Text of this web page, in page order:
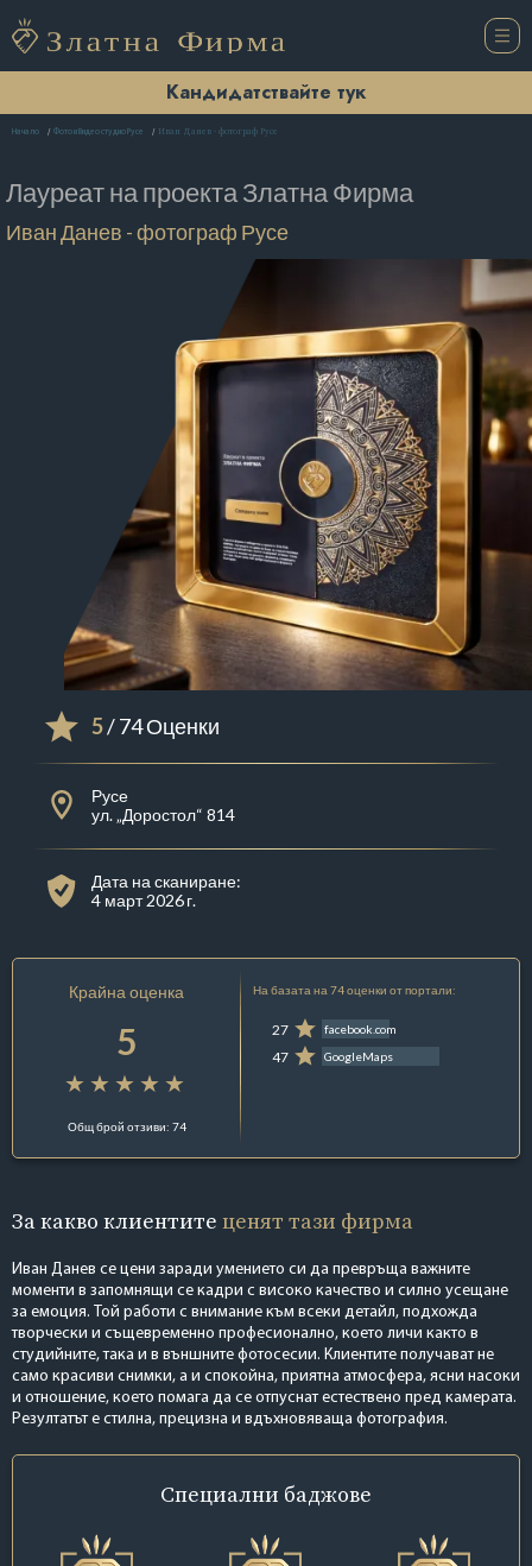
Кандидатствайте тук
Начало Фото и Видео студио Русе Иван Данев - фотограф Русе
Лауреат на проектаЗлатна Фирма
Иван Данев - фотограф Русе
5/ 74 Оценки
Русе
ул. „Доростол“ 814
Дата на сканиране:
4 март 2026 г.
Крайна оценка
5
Общ брой отзиви: 74
На базата на 74 оценки от портали:
27 facebook.com
47 GoogleMaps
За какво клиентите ценят тази фирма
Иван Данев се цени заради умението си да превръща важните
моменти в запомнящи се кадри с високо качество и силно усещане
за емоция. Той работи с внимание към всеки детайл, подхожда
творчески и същевременно професионално, което личи както в
студийните, така и в външните фотосесии. Клиентите получават не
само красиви снимки, а и спокойна, приятна атмосфера, ясни насоки
и отношение, което помага да се отпуснат естествено пред камерата.
Резултатът е стилна, прецизна и вдъхновяваща фотография.
Специални баджове